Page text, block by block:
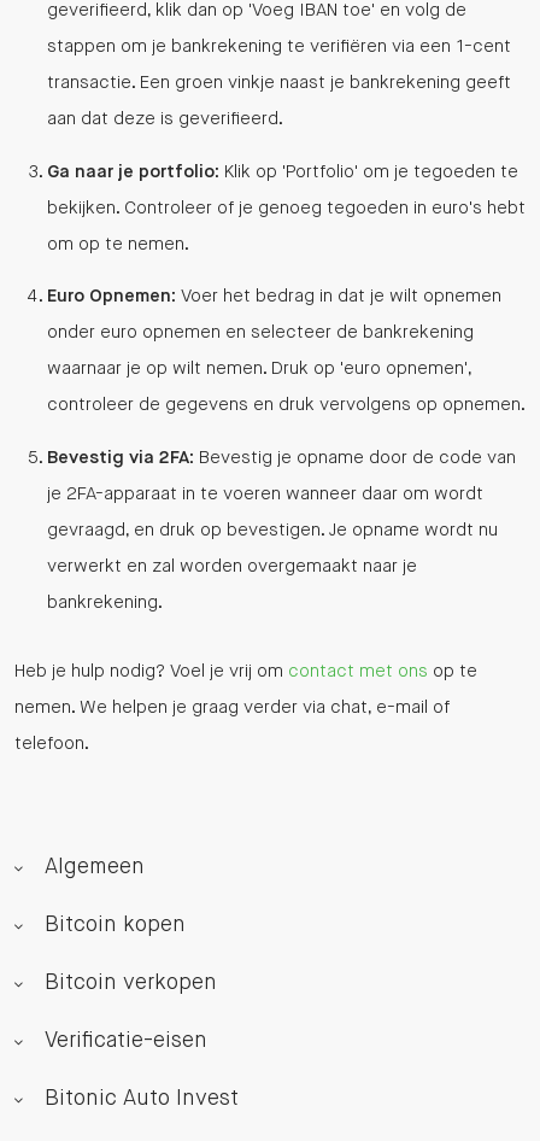
geverifieerd, klik dan op 'Voeg IBAN toe' en volg de
stappen om je bankrekening te verifiëren via een 1-cent
transactie. Een groen vinkje naast je bankrekening geeft
aan dat deze is geverifieerd.
Ga naar je portfolio: Klik op 'Portfolio' om je tegoeden te
bekijken. Controleer of je genoeg tegoeden in euro's hebt
om op te nemen.
Euro Opnemen: Voer het bedrag in dat je wilt opnemen
onder euro opnemen en selecteer de bankrekening
waarnaar je op wilt nemen. Druk op 'euro opnemen',
controleer de gegevens en druk vervolgens op opnemen.
Bevestig via 2FA: Bevestig je opname door de code van
je 2FA-apparaat in te voeren wanneer daar om wordt
gevraagd, en druk op bevestigen. Je opname wordt nu
verwerkt en zal worden overgemaakt naar je
bankrekening.
Heb je hulp nodig? Voel je vrij om contact met ons op te
nemen. We helpen je graag verder via chat, e-mail of
telefoon.
Algemeen
Bitcoin kopen
Bitcoin verkopen
Verificatie-eisen
Bitonic Auto Invest